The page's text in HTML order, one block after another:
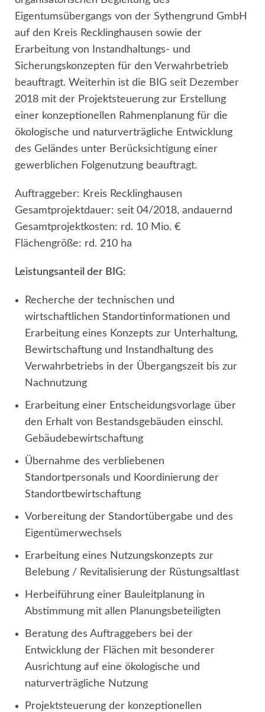
Eigentumsübergangs von der Sythengrund GmbH
auf den Kreis Recklinghausen sowie der
Erarbeitung von Instandhaltungs- und
Sicherungskonzepten für den Verwahrbetrieb
beauftragt. Weiterhin ist die BIG seit Dezember
2018 mit der Projektsteuerung zur Erstellung
einer konzeptionellen Rahmenplanung für die
ökologische und naturverträgliche Entwicklung
des Geländes unter Berücksichtigung einer
gewerblichen Folgenutzung beauftragt.
Auftraggeber: Kreis Recklinghausen
Gesamtprojektdauer: seit 04/2018, andauernd
Gesamtprojektkosten: rd. 10 Mio. €
Flächengröße: rd. 210 ha
Leistungsanteil der BIG:
Recherche der technischen und
wirtschaftlichen Standortinformationen und
Erarbeitung eines Konzepts zur Unterhaltung,
Bewirtschaftung und Instandhaltung des
Verwahrbetriebs in der Übergangszeit bis zur
Nachnutzung
Erarbeitung einer Entscheidungsvorlage über
den Erhalt von Bestandsgebäuden einschl.
Gebäudebewirtschaftung
Übernahme des verbliebenen
Standortpersonals und Koordinierung der
Standortbewirtschaftung
Vorbereitung der Standortübergabe und des
Eigentümerwechsels
Erarbeitung eines Nutzungskonzepts zur
Belebung / Revitalisierung der Rüstungsaltlast
Herbeiführung einer Bauleitplanung in
Abstimmung mit allen Planungsbeteiligten
Beratung des Auftraggebers bei der
Entwicklung der Flächen mit besonderer
Ausrichtung auf eine ökologische und
naturverträgliche Nutzung
Projektsteuerung der konzeptionellen